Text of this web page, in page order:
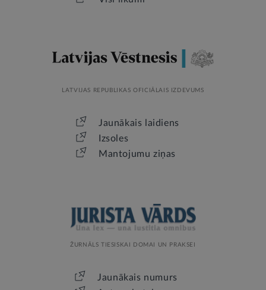
LATVIJAS REPUBLIKAS OFICIĀLAIS IZDEVUMS
Jaunākais laidiens
Izsoles
Mantojumu ziņas
ŽURNĀLS TIESISKAI DOMAI UN PRAKSEI
Jaunākais numurs